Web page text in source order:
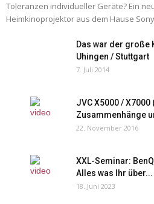
Toleranzen individueller Geräte? Ein
Heimkinoprojektor aus dem Hause
Das war der große
Uhingen / Stuttgart
7. Juli 2014
JVC X5000 /
Zusammenhänge
22. November 2016
XXL-Seminar:
Alles was Ihr über...
18. Juni 2023